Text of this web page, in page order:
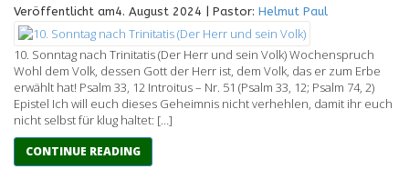
Veröffentlicht am4. August 2024 | Pastor: Helmut Paul
10. Sonntag nach Trinitatis (Der Herr und sein Volk) Wochenspruch
Wohl dem Volk, dessen Gott der Herr ist, dem Volk, das er zum Erbe
erwählt hat! Psalm 33, 12 Introitus – Nr. 51 (Psalm 33, 12; Psalm 74, 2)
Epistel Ich will euch dieses Geheimnis nicht verhehlen, damit ihr euch
nicht selbst für klug haltet: […]
CONTINUE READING